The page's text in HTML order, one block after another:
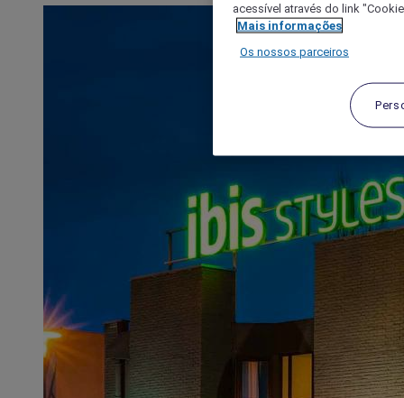
acessível através do link
Mais informações
Os nossos parceiros